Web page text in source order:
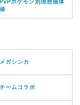
PvPポケモン別理想個体
値
メガシンカ
チームコラボ